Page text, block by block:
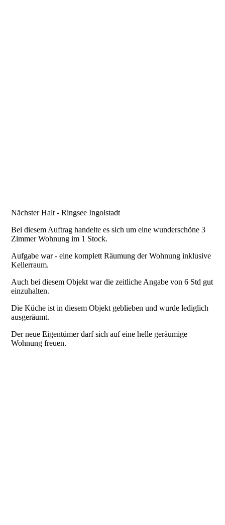
Nächster Halt - Ringsee Ingolstadt
Bei diesem Auftrag handelte es sich um eine wunderschöne 3
Zimmer Wohnung im 1 Stock.
Aufgabe war - eine komplett Räumung der Wohnung inklusive
Kellerraum.
Auch bei diesem Objekt war die zeitliche Angabe von 6 Std gut
einzuhalten.
Die Küche ist in diesem Objekt geblieben und wurde lediglich
ausgeräumt.
Der neue Eigentümer darf sich auf eine helle geräumige
Wohnung freuen.